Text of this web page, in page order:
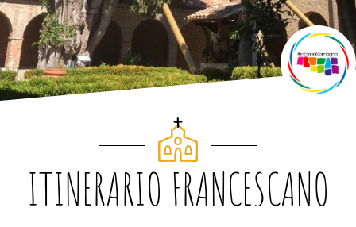
ITINERARIO FRANCESCANO